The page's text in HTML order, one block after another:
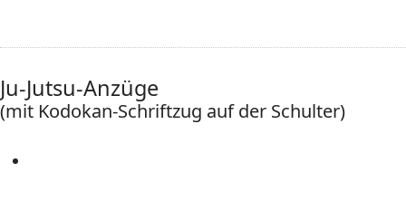
Ju-Jutsu-Anzüge
(mit Kodokan-Schriftzug auf der Schulter)